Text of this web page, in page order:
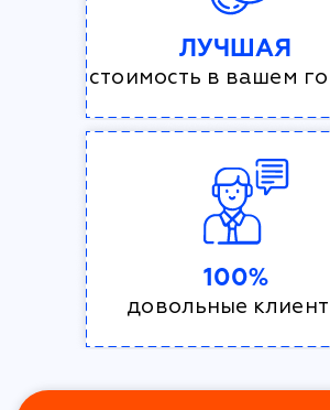
ЛУЧШАЯ
стоимость в вашем
100%
довольные